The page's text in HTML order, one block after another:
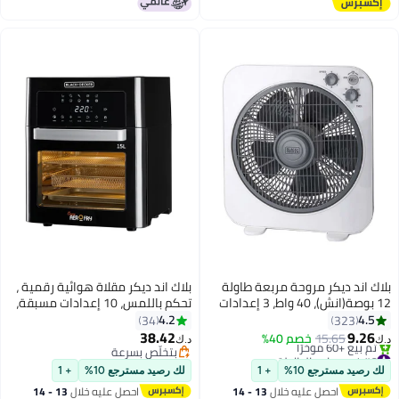
#3 في كاويات بخار للملابس
بلاك اند ديكر مروحة مربعة طاولة
12 بوصة(انش)، 40 واط، 3 إعدادات
سرعة، تصميم بخمس شفرات، ارتفاع
قابل للتعديل FB1220-B5 أبيض
4.5
323
د.ك‏9.26
15.65خصم 40%
#6 في مراوح الطاولة
بتخلّص بسرعة
تم بيع +60 مؤخرًا
#6 في مراوح الطاولة
لك رصيد مسترجع 10% + 1
احصل عليه خلال 13 - 14
بلاك اند ديكر مقلاة هوائية رقمية ،
تحكم باللمس، 10 إعدادات مسبقة،
1700 W AOF150-B5 أسود
4.2
34
د.ك‏38.42
بتخلّص بسرعة
بتخلّص بسرعة
لك رصيد مسترجع 10% + 1
احصل عليه خلال 13 - 14